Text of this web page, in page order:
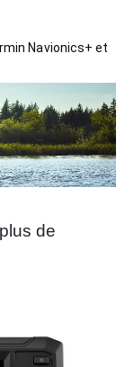
Navionics+ et
de